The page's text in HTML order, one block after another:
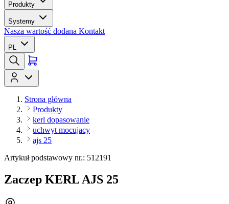
Produkty
Systemy
Nasza wartość dodana Kontakt
PL
Strona główna
Produkty
kerl dopasowanie
uchwyt mocujacy
ajs 25
Artykuł podstawowy nr.: 512191
Zaczep KERL AJS 25